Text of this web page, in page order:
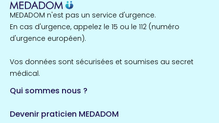
Île-de-France
857 espaces de santé
124 espaces de santé
Côtes-d'Armor
Maine-et-Loire
1 espaces de santé
MEDADOM n'est pas un service d'urgence.
En cas d'urgence, appelez le 15 ou le 112 (numéro
d'urgence européen).
Vos données sont sécurisées et soumises au secret
médical.
Qui sommes nous ?
Devenir praticien MEDADOM